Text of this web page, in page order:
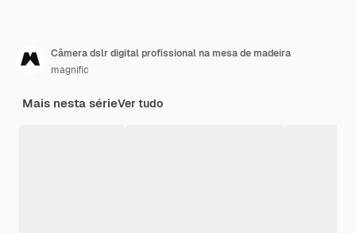
Câmera dslr digital profissional na mesa de madeira
magnific
Mais nesta sérieVer tudo